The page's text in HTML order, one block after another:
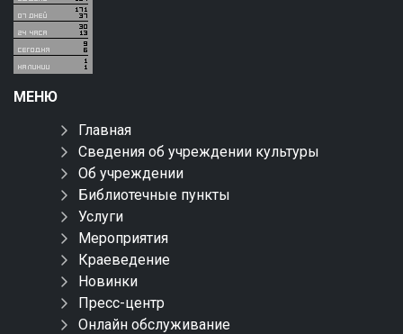
МЕНЮ
Главная
Сведения об учреждении культуры
Об учреждении
Библиотечные пункты
Услуги
Мероприятия
Краеведение
Новинки
Пресс-центр
Онлайн обслуживание